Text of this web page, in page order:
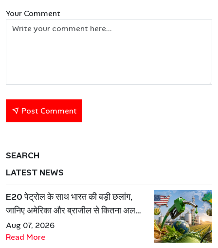
Your Comment
Post Comment
SEARCH
LATEST NEWS
E20 पेट्रोल के साथ भारत की बड़ी छलांग,
जानिए अमेरिका और ब्राजील से कितना अलग
है एथेनॉल मॉडल
Aug 07, 2026
Read More